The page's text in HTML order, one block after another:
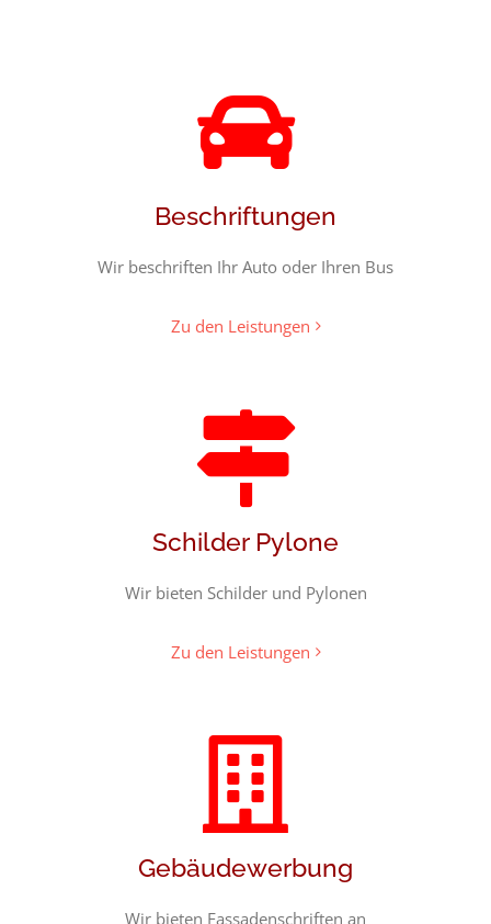
Beschriftungen
Wir beschriften Ihr Auto oder Ihren Bus
Zu den Leistungen
Schilder Pylone
Wir bieten Schilder und Pylonen
Zu den Leistungen
Gebäudewerbung
Wir bieten Fassadenschriften an